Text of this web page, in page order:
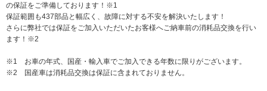
の保証をご準備しております！※1
保証範囲も437部品と幅広く、故障に対する不安を解決いたします！
さらに弊社では保証をご加入いただいたお客様へご納車前の消耗品交換を行い
ます！※2
※1 お車の年式、国産・輸入車でご加入できる年数に限りがございます。
※2 国産車は消耗品交換は保証に含まれておりません。